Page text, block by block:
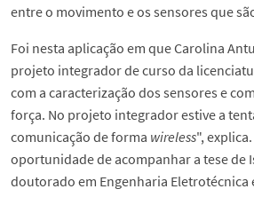
entre o movimento e os sensores que
Foi nesta aplicação em que Carolina
projeto integrador de curso da
com a caracterização dos sensores e
força. No projeto integrador estive a
comunicação de forma wireless",
oportunidade de acompanhar a tese de
doutorado em Engenharia Eletrotécnica